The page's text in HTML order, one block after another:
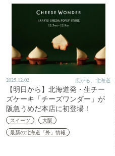
2025.12.02 広がる、北海道
【明日から】北海道発・生チー
ズケーキ「チーズワンダー」が
阪急うめだ本店に初登場！
スイーツ
大阪
最新の北海道「外」情報